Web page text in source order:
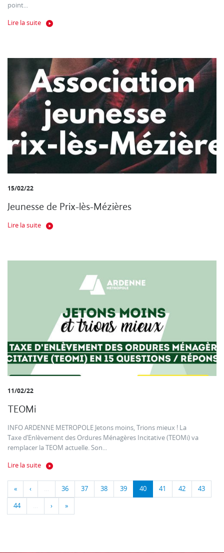
point...
Lire la suite
15/02/22
Jeunesse de Prix-lès-Mézières
Lire la suite
11/02/22
TEOMi
INFO ARDENNE METROPOLE Jetons moins, Trions mieux ! La
Taxe d’Enlèvement des Ordures Ménagères Incitative (TEOMi) va
remplacer la TEOM actuelle. Son...
Lire la suite
« ‹ … 36 37 38 39 40 41 42 43
44 … › »